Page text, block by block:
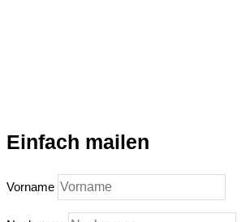
Einfach mailen
Vorname